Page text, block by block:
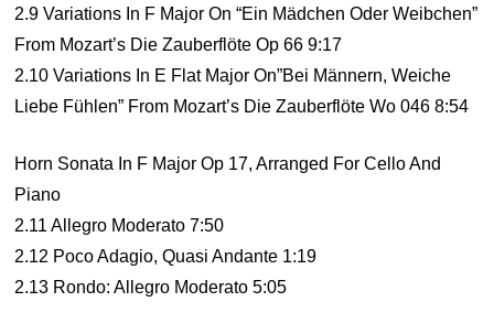
2.9 Variations In F Major On “Ein Mädchen Oder Weibchen”
From Mozart’s Die Zauberflöte Op 66 9:17
2.10 Variations In E Flat Major On”Bei Männern, Weiche
Liebe Fühlen” From Mozart’s Die Zauberflöte Wo 046 8:54
Horn Sonata In F Major Op 17, Arranged For Cello And
Piano
2.11 Allegro Moderato 7:50
2.12 Poco Adagio, Quasi Andante 1:19
2.13 Rondo: Allegro Moderato 5:05